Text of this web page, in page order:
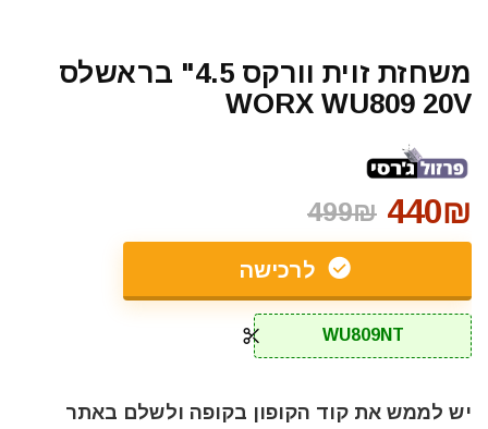
משחזת זוית וורקס 4.5" בראשלס
WORX WU809 20V
440₪
499₪
לרכישה
WU809NT
יש לממש את קוד הקופון בקופה ולשלם באתר